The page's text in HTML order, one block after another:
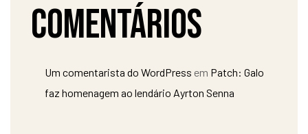
Comentários
Um comentarista do WordPress em Patch: Galo
faz homenagem ao lendário Ayrton Senna